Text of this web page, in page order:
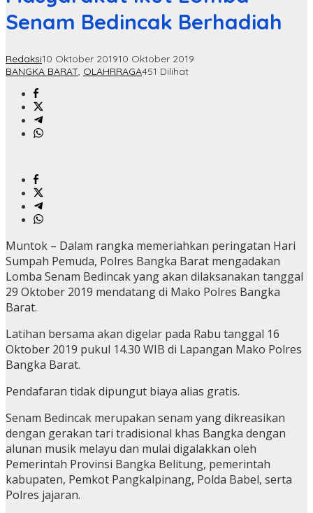
Senam Bedincak Berhadiah
Redaksi10 Oktober 201910 Oktober 2019
BANGKA BARAT, OLAHRRAGA451 Dilihat
Muntok – Dalam rangka memeriahkan peringatan Hari
Sumpah Pemuda, Polres Bangka Barat mengadakan
Lomba Senam Bedincak yang akan dilaksanakan tanggal
29 Oktober 2019 mendatang di Mako Polres Bangka
Barat.
Latihan bersama akan digelar pada Rabu tanggal 16
Oktober 2019 pukul 14.30 WIB di Lapangan Mako Polres
Bangka Barat.
Pendafaran tidak dipungut biaya alias gratis.
Senam Bedincak merupakan senam yang dikreasikan
dengan gerakan tari tradisional khas Bangka dengan
alunan musik melayu dan mulai digalakkan oleh
Pemerintah Provinsi Bangka Belitung, pemerintah
kabupaten, Pemkot Pangkalpinang, Polda Babel, serta
Polres jajaran.